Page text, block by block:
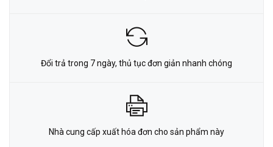
Đổi trả trong 7 ngày, thủ tục đơn giản nhanh chóng
Nhà cung cấp xuất hóa đơn cho sản phẩm này